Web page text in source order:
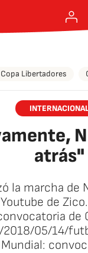
Copa Libertadores
atrás"
la marcha de
de
de
05/14/